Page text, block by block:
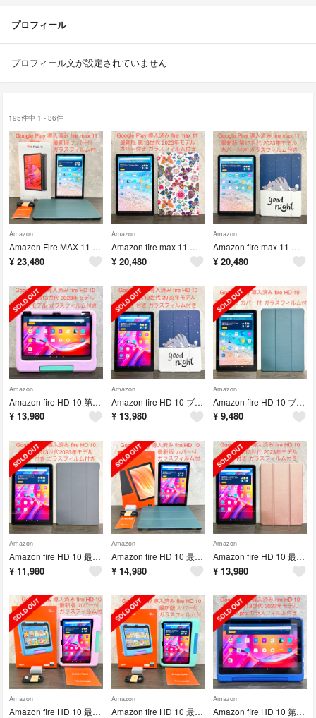
プロフィール
プロフィール文が設定されていません
195件中 1 - 36件
Amazon
Amazon Fire MAX 11 第13世代 2023年モデル 64GB +128GB 緑カバー ガラスフィルム付き 中古美品
¥ 23,480
Amazon
Amazon fire max 11 第13世代 2023年モデル 64GB 中古美品 ガラスフィルム付き バタフライ カバー付き
¥ 20,480
Amazon
Amazon fire max 11 第13世代 64GB 中古美品 ガラスフィルム付き ネイビーカラー 猫柄 カバー付き
¥ 20,480
Amazon
Amazon fire HD 10 第13世代 最新版 2023年モデル キッズモデル ピンク ガラスフィルム付き 中古品
¥ 13,980
Amazon
Amazon fire HD 10 ブラック 最新版 第13世代 2023年モデル 猫柄 カバー付き ガラスフィルム付き 中古品
¥ 13,980
Amazon
Amazon fire HD 10 ブラック 第11世代 緑 カバー付 中古品
¥ 9,480
Amazon
Amazon fire HD 10 最新版 第13世代 カバー付 訳あり中古品
¥ 11,980
Amazon
Amazon fire HD 10 最新版 ブラック 中古美品 緑 カバー付き
¥ 14,980
Amazon
Amazon fire HD 10 最新版 中古品 ローズゴールド カバー付
¥ 13,980
Amazon
Amazon fire HD 10 最新版 キッズモデル ピンク 中古美品
Amazon
Amazon fire HD 10 最新版 キッズモデル グリーン 中古美品
Amazon
Amazon fire HD 10 第13世代 最新版 キッズプロ 中古品